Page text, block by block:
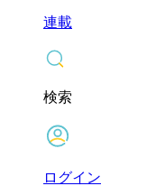
連載
検索
ログイン